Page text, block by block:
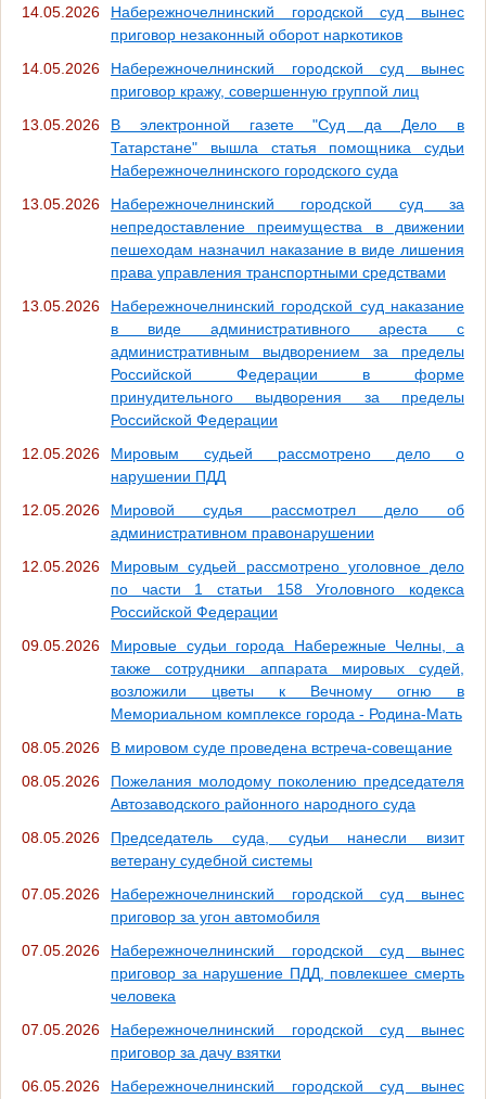
14.05.2026
Набережночелнинский городской суд вынес
приговор незаконный оборот наркотиков
14.05.2026
Набережночелнинский городской суд вынес
приговор кражу, совершенную группой лиц
13.05.2026
В электронной газете "Суд да Дело в
Татарстане" вышла статья помощника судьи
Набережночелнинского городского суда
13.05.2026
Набережночелнинский городской суд за
непредоставление преимущества в движении
пешеходам назначил наказание в виде лишения
права управления транспортными средствами
13.05.2026
Набережночелнинский городской суд наказание
в виде административного ареста с
административным выдворением за пределы
Российской Федерации в форме
принудительного выдворения за пределы
Российской Федерации
12.05.2026
Мировым судьей рассмотрено дело о
нарушении ПДД
12.05.2026
Мировой судья рассмотрел дело об
административном правонарушении
12.05.2026
Мировым судьей рассмотрено уголовное дело
по части 1 статьи 158 Уголовного кодекса
Российской Федерации
09.05.2026
Мировые судьи города Набережные Челны, а
также сотрудники аппарата мировых судей,
возложили цветы к Вечному огню в
Мемориальном комплексе города - Родина-Мать
08.05.2026
В мировом суде проведена встреча-совещание
08.05.2026
Пожелания молодому поколению председателя
Автозаводского районного народного суда
08.05.2026
Председатель суда, судьи нанесли визит
ветерану судебной системы
07.05.2026
Набережночелнинский городской суд вынес
приговор за угон автомобиля
07.05.2026
Набережночелнинский городской суд вынес
приговор за нарушение ПДД, повлекшее смерть
человека
07.05.2026
Набережночелнинский городской суд вынес
приговор за дачу взятки
06.05.2026
Набережночелнинский городской суд вынес